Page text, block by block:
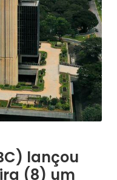
lançou
(8) um